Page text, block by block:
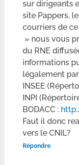
sur dirigeants
site Pappers,
courriers de
» nous vous
du RNE
informations
légalement
INSEE
INPI
BODACC :
Faut il donc
vers le CNIL?
Répondre